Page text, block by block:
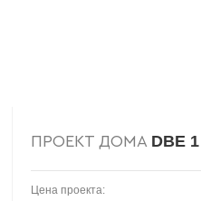
ПРОЕКТ ДОМА DBE 1
Цена проекта: